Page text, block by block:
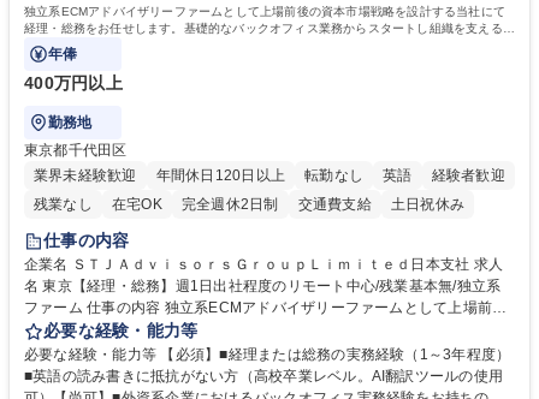
独立系ECMアドバイザリーファームとして上場前後の資本市場戦略を設計する当社にて
経理・総務をお任せします。基礎的なバックオフィス業務からスタートし組織を支える専
任担当として広く活躍できる環境です。
年俸
400万円以上
勤務地
東京都千代田区
業界未経験歓迎
年間休日120日以上 転勤なし 英語
経験者歓迎
残業なし
在宅OK 完全週休2日制 交通費支給 土日祝休み
仕事の内容
企業名 ＳＴＪＡｄｖｉｓｏｒｓＧｒｏｕｐＬｉｍｉｔｅｄ日本支社 求人
名 東京【経理・総務】週1日出社程度のリモート中心/残業基本無/独立系
ファーム 仕事の内容 独立系ECMアドバイザリーファームとして上場前後
の資本市場戦略を設計する当社にて経理・総務をお任せします。基礎的な
バックオフィス業務からスタートし組織を支える専任担当として広く活躍
できる環境です。 ■日常経理、月次および年次決算サポート業務 ■本国
（グローバル）との英文メール対応（AI翻訳ツール等を使用しての対応で
必要な経験・能力等
必要な経験・能力等 【必須】■経理または総務の実務経験（1～3年程度）
■英語の読み書きに抵抗がない方（高校卒業レベル。AI翻訳ツールの使用